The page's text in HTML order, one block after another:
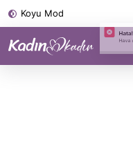
Koyu Mod